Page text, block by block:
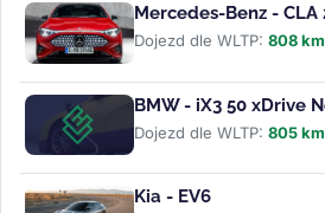
Mercedes-Benz - CLA
Dojezd dle WLTP: 808 km
BMW - iX3 50 xDrive
Dojezd dle WLTP: 805 km
Kia - EV6